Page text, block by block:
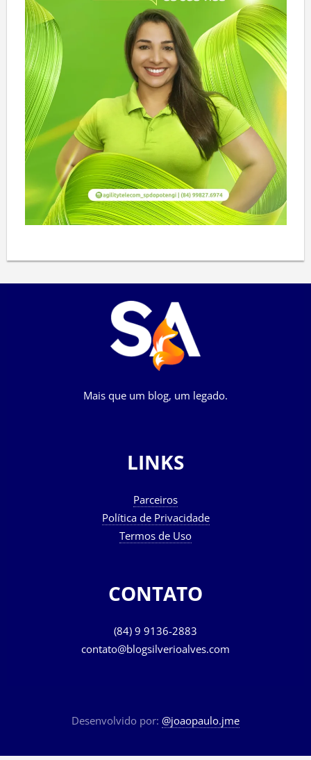
Mais que um blog, um legado.
LINKS
Parceiros
Política de Privacidade
Termos de Uso
CONTATO
(84) 9 9136-2883
contato@blogsilverioalves.com
Desenvolvido por: @joaopaulo.jme